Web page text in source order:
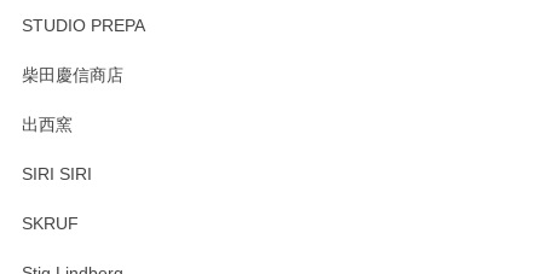
STUDIO PREPA
柴田慶信商店
出西窯
SIRI SIRI
SKRUF